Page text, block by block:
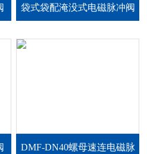
袋式袋配淹没式电磁脉冲阀
DMF-DN40螺母速连电磁脉